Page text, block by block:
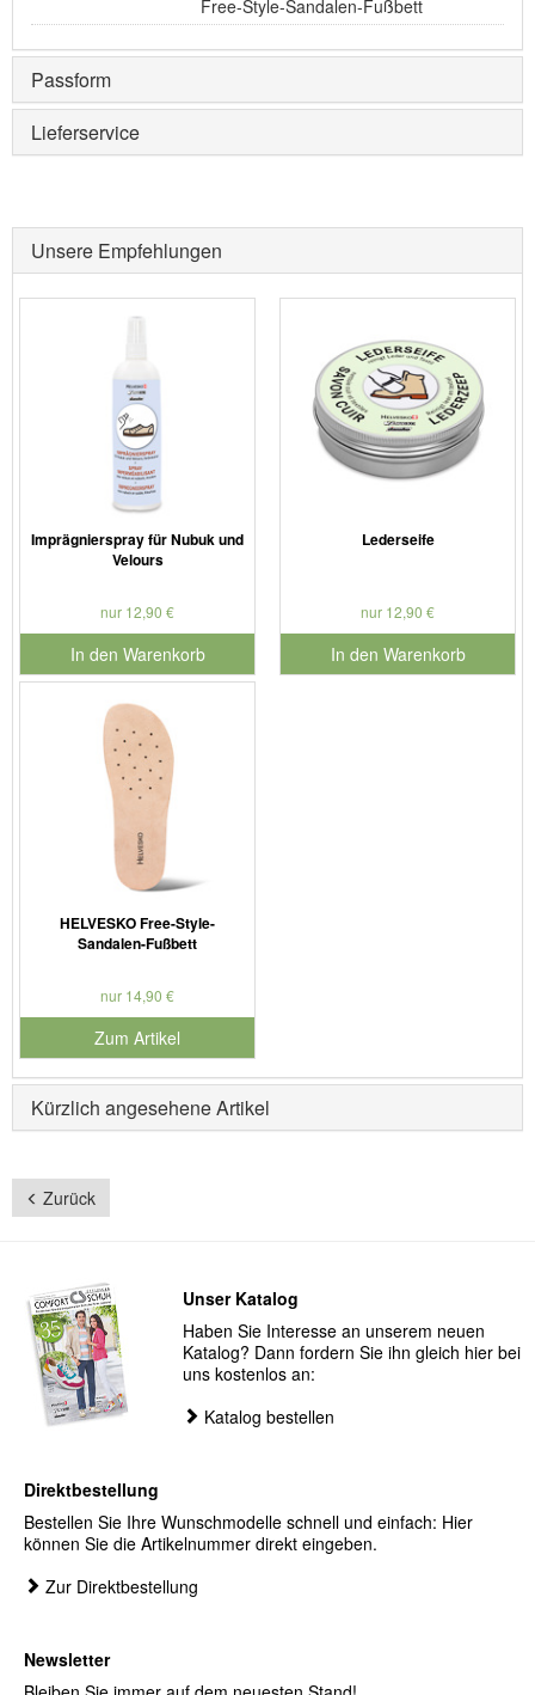
Free-Style-Sandalen-Fußbett
Passform
Lieferservice
Unsere Empfehlungen
Imprägnierspray für Nubuk und
Velours
nur 12,90 €
In den Warenkorb
für Produktnummer 901179
Lederseife
nur 12,90 €
In den Warenkorb
für Produktnummer 901127
HELVESKO Free-Style-
Sandalen-Fußbett
nur 14,90 €
Zum Artikel
Kürzlich angesehene Artikel
Zurück
Unser Katalog
Haben Sie Interesse an unserem neuen
Katalog? Dann fordern Sie ihn gleich hier bei
uns kostenlos an:
Katalog bestellen
Direktbestellung
Bestellen Sie Ihre Wunschmodelle schnell und einfach: Hier
können Sie die Artikelnummer direkt eingeben.
Zur Direktbestellung
Newsletter